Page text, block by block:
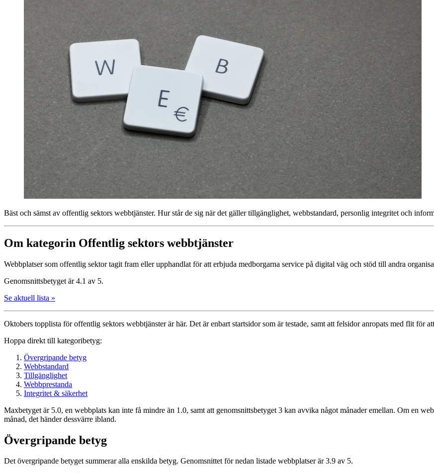
Bäst och sämst av offentlig sektors webbtjänster. Hur står de sig när det gäller tillgänglighet, webbstandard, personlig integritet och
Om kategorin Offentlig sektors webbtjänster
Webbplatser som offentlig sektor tagit fram eller upphandlat för att erbjuda medborgarna service på digital väg och stöd till andra
Genomsnittsbetyget är 4.1 av 5.
Se aktuell lista »
Oktobers topplista för offentlig sektors webbtjänster är här. Det är enbart startsidor som är testade, samt att felsidor anropats med flit för
Hoppa direkt till kategoribetyg:
Övergripande betyg
Webbstandard
Tillgänglighet
Webbprestanda
Integritet & säkerhet
Maxbetyget är 5.0, en webbplats kan inte få mindre än 1.0, samt att genomsnittsbetyget 3 kan avvika något månader emellan. Om en
månad, det händer dessvärre ibland.
Övergripande betyg
Det övergripande betyget summerar alla enskilda betyg. Genomsnittet för nedan listade webbplatser är 3.9 av 5.